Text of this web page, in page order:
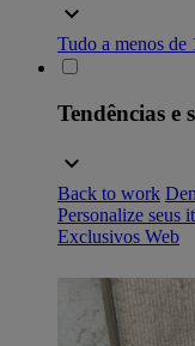
Tudo a menos de
Tendências e
Back to work
Personalize seus
Exclusivos Web